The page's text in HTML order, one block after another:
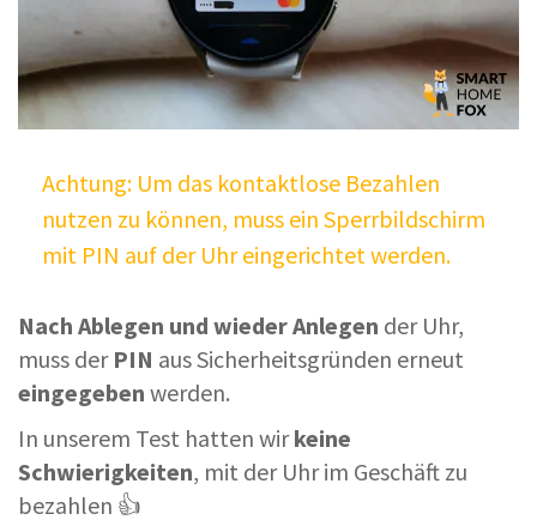
Achtung: Um das kontaktlose Bezahlen
nutzen zu können, muss ein Sperrbildschirm
mit PIN auf der Uhr eingerichtet werden.
Nach Ablegen und wieder Anlegen der Uhr,
muss der PIN aus Sicherheitsgründen erneut
eingegeben werden.
In unserem Test hatten wirkeine
Schwierigkeiten, mit der Uhr im Geschäft zu
bezahlen 👍